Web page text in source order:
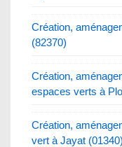
Création,
(82370)
Création,
espaces verts à
Création,
vert à Jayat (01340)